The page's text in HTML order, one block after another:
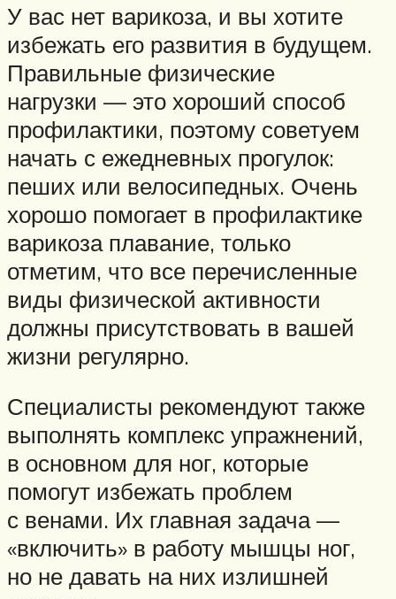
У вас нет варикоза, и вы хотите
избежать его развития в будущем.
Правильные физические
нагрузки — это хороший способ
профилактики, поэтому советуем
начать с ежедневных прогулок:
пеших или велосипедных. Очень
хорошо помогает в профилактике
варикоза плавание, только
отметим, что все перечисленные
виды физической активности
должны присутствовать в вашей
жизни регулярно.
Специалисты рекомендуют также
выполнять комплекс упражнений,
в основном для ног, которые
помогут избежать проблем
с венами. Их главная задача —
«включить» в работу мышцы ног,
но не давать на них излишней